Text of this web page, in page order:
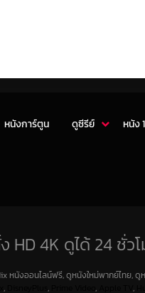
หนังการ์ตูน ดูซีรีย์ หนัง
4K ดูได้ 24 ชั่วโ
นังออนไลน์ฟรี, ดูหนังใหม่พากย์ไทย, ดู
, , , ,